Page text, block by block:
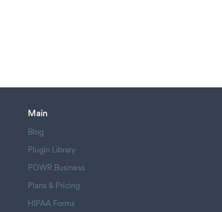
Main
Blog
Plugin Library
POWR Business
Plans & Pricing
HIPAA Forms